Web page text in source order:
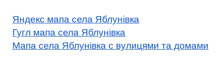
Яндекс мапа села Яблунівка
Гугл мапа села Яблунівка
Мапа села Яблунівка с вулицями та домами